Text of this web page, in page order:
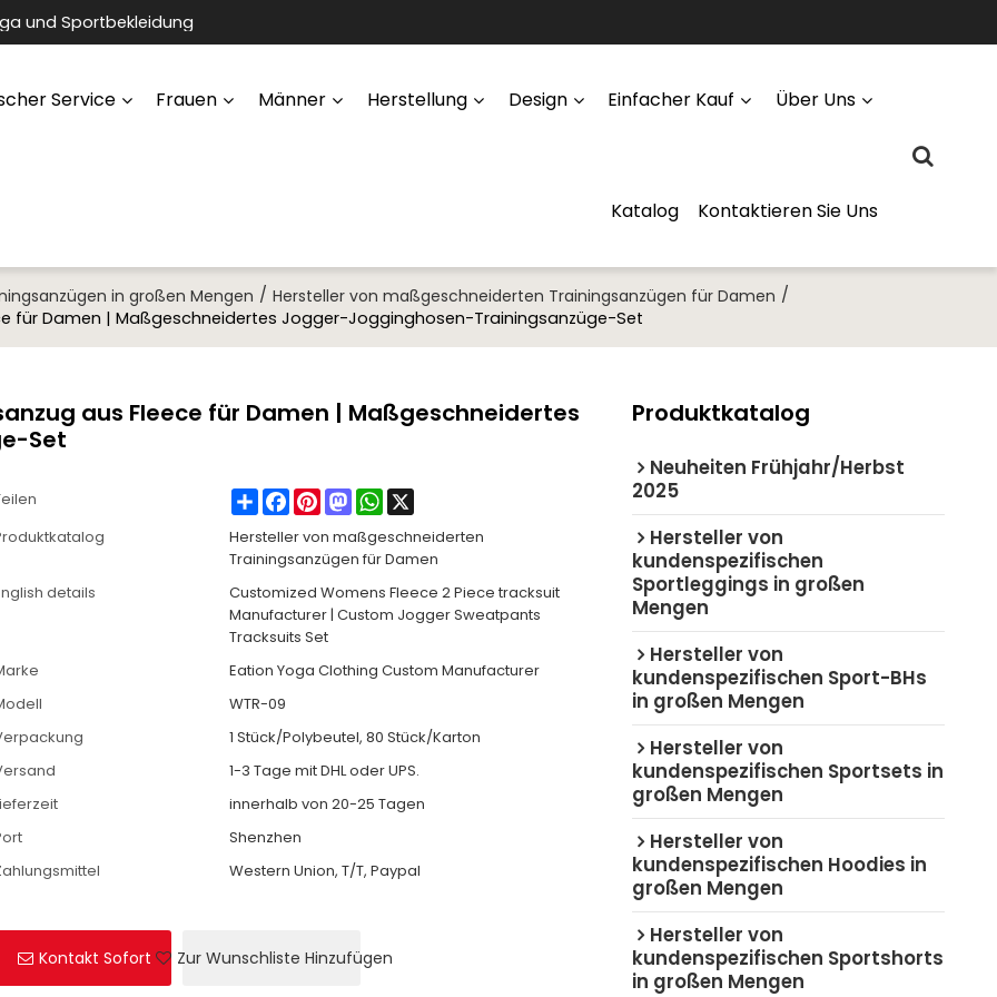
und Sportbekleidung
Service Frauen Männer Herstellung Design Einfacher Kauf Über Uns
Katalog Kontaktieren Sie Uns
in großen Mengen / Hersteller von maßgeschneiderten Trainingsanzügen für Damen /
für Damen | Maßgeschneidertes Jogger-Jogginghosen-Trainingsanzüge-Set
aus Fleece für Damen | Maßgeschneidertes
Set
ShareFacebook
PinterestMastodonWhatsApp
Hersteller von maßgeschneiderten
Trainingsanzügen für Damen
details
Customized Womens Fleece 2 Piece tracksuit
Manufacturer | Custom Jogger Sweatpants
Tracksuits Set
Eation Yoga Clothing Custom Manufacturer
WTR-09
1 Stück/Polybeutel, 80 Stück/Karton
1-3 Tage mit DHL oder UPS.
innerhalb von 20-25 Tagen
Shenzhen
Western Union, T/T, Paypal
Kontakt Sofort Zur Wunschliste Hinzufügen
Produktkatalog
Neuheiten Frühjahr/Herbst
2025
Hersteller von
kundenspezifischen
Sportleggings in großen
Mengen
Hersteller von
kundenspezifischen Sport-BHs
in großen Mengen
Hersteller von
kundenspezifischen Sportsets in
großen Mengen
Hersteller von
kundenspezifischen Hoodies in
großen Mengen
Hersteller von
kundenspezifischen Sportshorts
in großen Mengen